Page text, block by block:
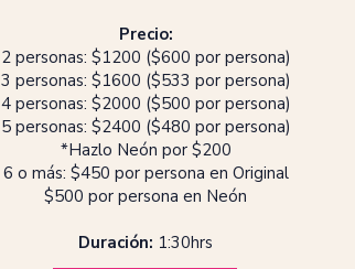
Precio:
2 personas: $1200 ($600 por persona)
3 personas: $1600 ($533 por persona)
4 personas: $2000 ($500 por persona)
5 personas: $2400 ($480 por persona)
​*Hazlo Neón por $200
6 o más: $450 por persona en Original
$500 por persona en Neón
Duración: 1:30hrs